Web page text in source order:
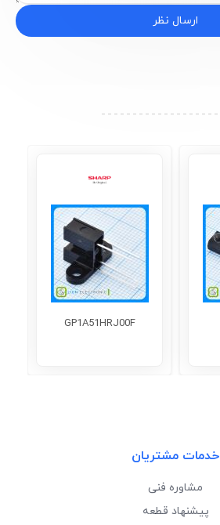
ارسال نظر
GP1A51HRJ00F
خدمات مشتریان
مشاوره فنی
پیشنهاد قطعه